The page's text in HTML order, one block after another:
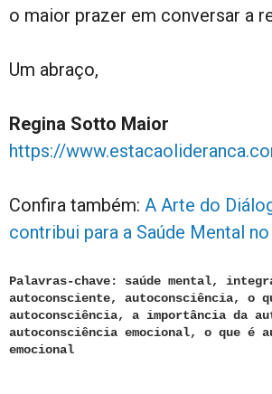
o maior prazer em conversar a
Um abraço,
Regina Sotto Maior
https://
Confira também: A Arte do
contribui para a Saúde Mental
Palavras-chave: saúde mental,
autoconsciente, autoconsciência, o
autoconsciência, a importância da
autoconsciência emocional, o que é
emocional